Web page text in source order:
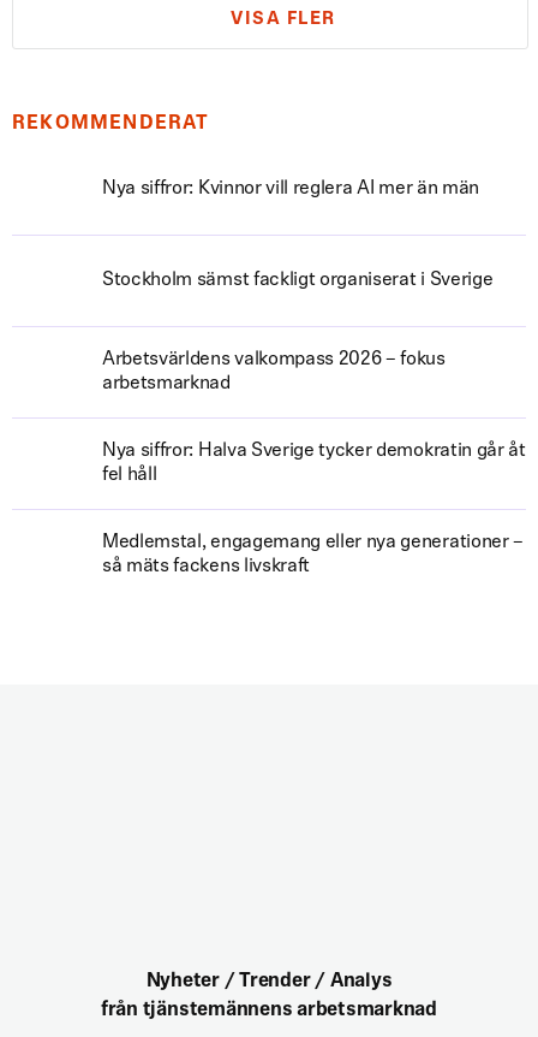
VISA FLER
REKOMMENDERAT
Nya siffror: Kvinnor vill reglera AI mer än män
Stockholm sämst fackligt organiserat i Sverige
Arbetsvärldens valkompass 2026 – fokus
arbetsmarknad
Nya siffror: Halva Sverige tycker demokratin går åt
fel håll
Medlemstal, engagemang eller nya generationer –
så mäts fackens livskraft
Nyheter / Trender / Analys
från tjänstemännens arbetsmarknad